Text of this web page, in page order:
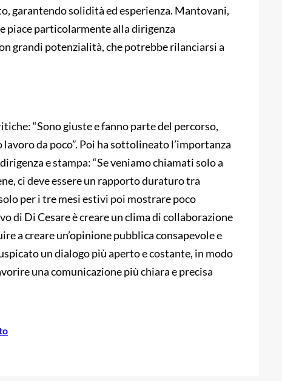
garantendo solidità ed esperienza. Mantovani,
piace particolarmente alla dirigenza
grandi potenzialità, che potrebbe rilanciarsi a
“Sono giuste e fanno parte del percorso,
da poco”. Poi ha sottolineato l’importanza
e stampa: “Se veniamo chiamati solo a
ci deve essere un rapporto duraturo tra
per i tre mesi estivi poi mostrare poco
di Di Cesare è creare un clima di collaborazione
a creare un’opinione pubblica consapevole e
un dialogo più aperto e costante, in modo
una comunicazione più chiara e precisa